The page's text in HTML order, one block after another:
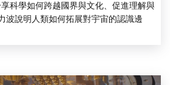
科學如何跨越國界與文化、促進理解與
波說明人類如何拓展對宇宙的認識邊